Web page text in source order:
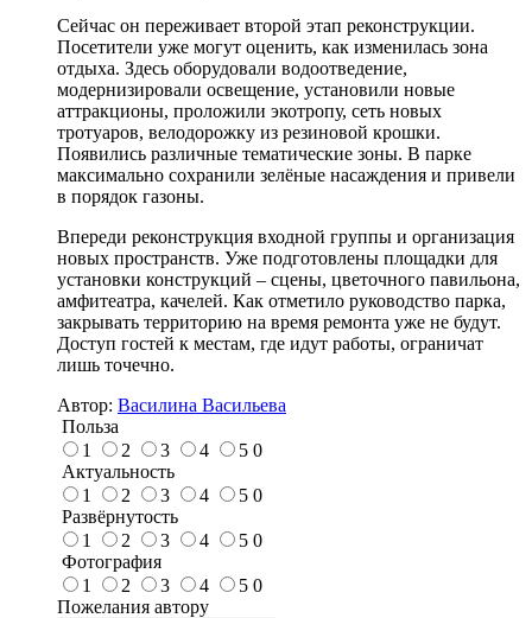
Сейчас он переживает второй этап реконструкции.
Посетители уже могут оценить, как изменилась зона
отдыха. Здесь оборудовали водоотведение,
модернизировали освещение, установили новые
аттракционы, проложили экотропу, сеть новых
тротуаров, велодорожку из резиновой крошки.
Появились различные тематические зоны. В парке
максимально сохранили зелёные насаждения и привели
в порядок газоны.
Впереди реконструкция входной группы и организация
новых пространств. Уже подготовлены площадки для
установки конструкций – сцены, цветочного павильона,
амфитеатра, качелей. Как отметило руководство парка,
закрывать территорию на время ремонта уже не будут.
Доступ гостей к местам, где идут работы, ограничат
лишь точечно.
Автор: Василина Васильева
Польза
1
2 3 4 5 0
Актуальность
1
2 3 4 5 0
Развёрнутость
1
2 3 4 5 0
Фотография
1
2 3 4 5 0
Пожелания автору